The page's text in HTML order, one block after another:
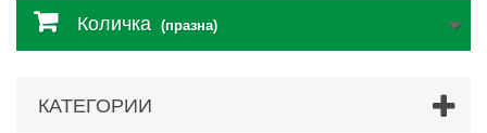
Количка (празна)
КАТЕГОРИИ